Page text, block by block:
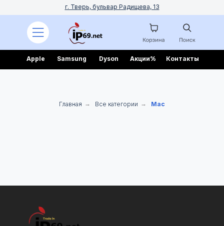
г. Тверь, бульвар Радищева, 13
Dyson Акции%
Samsung
Apple Контакты
Главная → Все категории → Mac